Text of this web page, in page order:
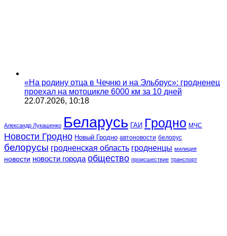
«На родину отца в Чечню и на Эльбрус»: гродненец
проехал на мотоцикле 6000 км за 10 дней
22.07.2026, 10:18
Александр Лукашенко Беларусь ГАИ Гродно МЧС
Новости Гродно Новый Гродно автоновости белорус
белорусы гродненская область гродненцы милиция
новости новости города общество происшествие транспорт